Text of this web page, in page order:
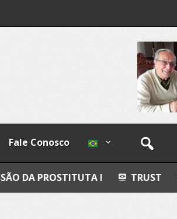
Fale Conosco
I TRUST POESIA